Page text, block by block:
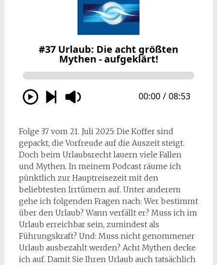
Folge 37 vom 21. Juli 2025: Die Koffer sind
gepackt, die Vorfreude auf die Auszeit steigt.
Doch beim Urlaubsrecht lauern viele Fallen
und Mythen. In meinem Podcast räume ich
pünktlich zur Hauptreisezeit mit den
beliebtesten Irrtümern auf. Unter anderem
gehe ich folgenden Fragen nach: Wer bestimmt
über den Urlaub? Wann verfällt er? Muss ich im
Urlaub erreichbar sein, zumindest als
Führungskraft? Und: Muss nicht genommener
Urlaub ausbezahlt werden? Acht Mythen decke
ich auf. Damit Sie Ihren Urlaub auch tatsächlich